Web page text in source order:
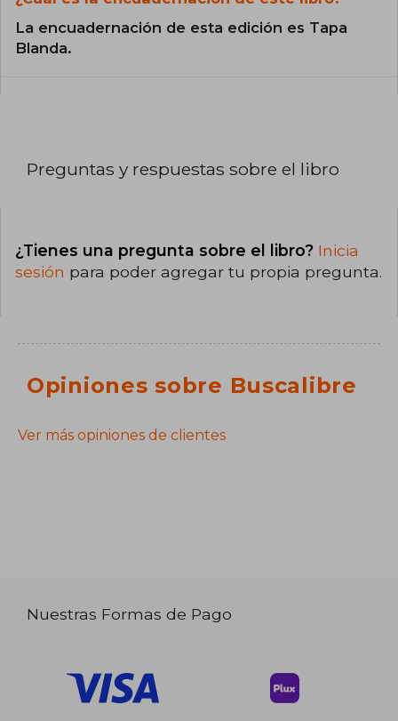
La encuadernación de esta edición es Tapa
Blanda.
Preguntas y respuestas sobre el libro
¿Tienes una pregunta sobre el libro? Inicia
sesión para poder agregar tu propia pregunta.
Opiniones sobre Buscalibre
Ver más opiniones de clientes
Nuestras Formas de Pago